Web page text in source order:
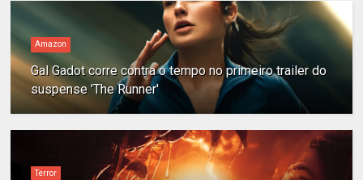
Amazon
Gal Gadot corre contra o tempo no primeiro trailer do
suspense 'The Runner'
Terror